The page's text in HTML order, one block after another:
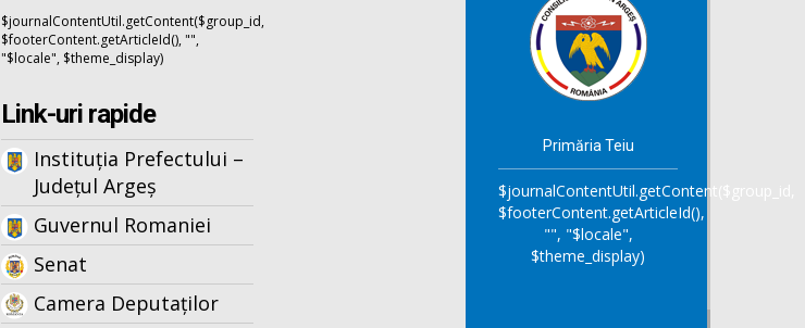
$journalContentUtil.getContent($group_id,
$footerContent.getArticleId(), "",
"$locale", $theme_display)
Link-uri rapide
Instituția Prefectului –
Județul Argeș
Guvernul Romaniei
Senat
Camera Deputaților
Primăria Teiu
$journalContentUtil.getContent($group_id,
$footerContent.getArticleId(),
"", "$locale",
$theme_display)